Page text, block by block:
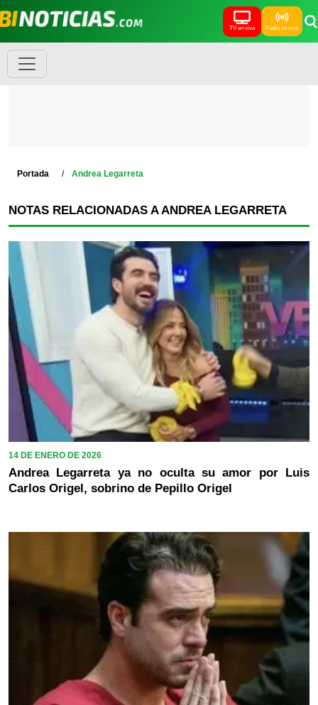
TV en vivo Radio en vivo
Portada Andrea Legarreta
NOTAS RELACIONADAS A ANDREA LEGARRETA
14 DE ENERO DE 2026
Andrea Legarreta ya no oculta su amor por Luis
Carlos Origel, sobrino de Pepillo Origel